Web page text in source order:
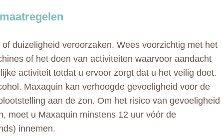
duizeligheid veroorzaken. Wees voorzichtig met het
of het doen van activiteiten waarvoor aandacht
activiteit totdat u ervoor zorgt dat u het veilig doet.
Maxaquin kan verhoogde gevoeligheid voor de
aan de zon. Om het risico van gevoeligheid
moet u Maxaquin minstens 12 uur vóór de
innemen.